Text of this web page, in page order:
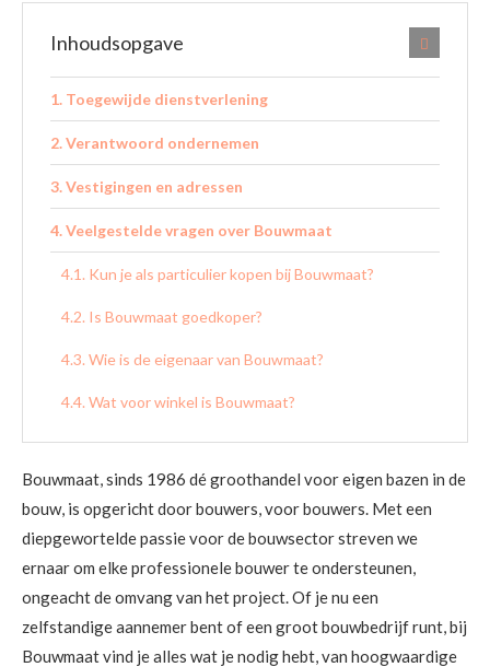
Inhoudsopgave
Toegewijde dienstverlening
Verantwoord ondernemen
Vestigingen en adressen
Veelgestelde vragen over Bouwmaat
Kun je als particulier kopen bij Bouwmaat?
Is Bouwmaat goedkoper?
Wie is de eigenaar van Bouwmaat?
Wat voor winkel is Bouwmaat?
Bouwmaat, sinds 1986 dé groothandel voor eigen bazen in de
bouw, is opgericht door bouwers, voor bouwers. Met een
diepgewortelde passie voor de bouwsector streven we
ernaar om elke professionele bouwer te ondersteunen,
ongeacht de omvang van het project. Of je nu een
zelfstandige aannemer bent of een groot bouwbedrijf runt, bij
Bouwmaat vind je alles wat je nodig hebt, van hoogwaardige